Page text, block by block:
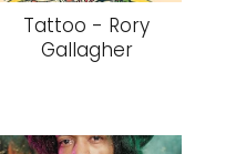
Tattoo - Rory
Gallagher